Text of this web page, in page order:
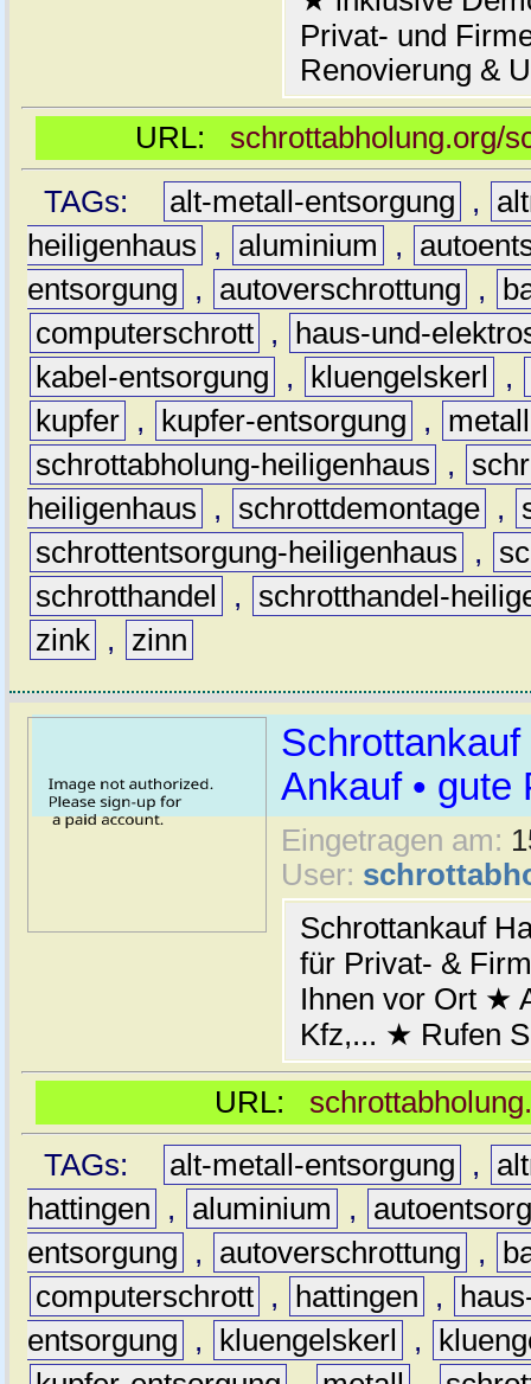
Privat- und
Renovierung &
URL: schrottabholung.org/
TAGs:
alt-metall-entsorgung ,
heiligenhaus
, aluminium ,
entsorgung
, autoverschrottung ,
computerschrott ,
haus-und-
kabel-entsorgung
, kluengelskerl ,
kupfer , kupfer-entsorgung ,
metall
schrottabholung-heiligenhaus
,
heiligenhaus
, schrottdemontage ,
schrottentsorgung-heiligenhaus
,
schrotthandel
,
schrotthandel-
zink , zinn
Schrottankauf
Ankauf • gute
Eingetragen am:
User:
Schrottankauf
für Privat- &
Ihnen vor Ort ★
Kfz,... ★ Rufen
URL:
TAGs:
alt-metall-entsorgung ,
hattingen
, aluminium ,
entsorgung
, autoverschrottung ,
computerschrott , hattingen ,
entsorgung
, kluengelskerl ,